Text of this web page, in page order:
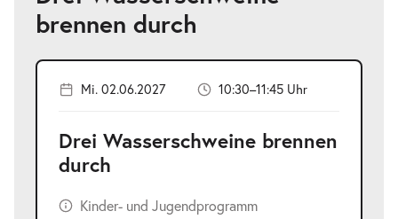
brennen durch
Mi. 02.06.2027 10:30–11:45 Uhr
Drei Wasserschweine brennen
durch
Kinder- und Jugendprogramm